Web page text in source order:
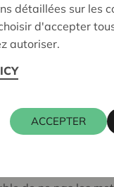
?
noircit les
ou tous les
ou dans un
détaillées sur les
d'accepter
autoriser.
ACCEPTER